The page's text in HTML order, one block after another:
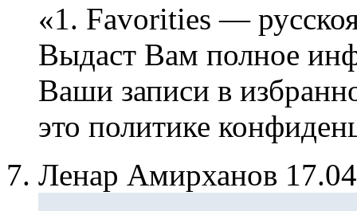
«1. Favorities —
Выдаст Вам полное
Ваши записи в
это политике
Ленар Амирханов